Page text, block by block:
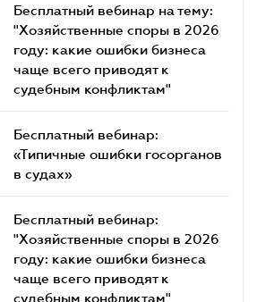
Бесплатный вебинар на тему:
"Хозяйственные споры в 2026
году: какие ошибки бизнеса
чаще всего приводят к
судебным конфликтам"
Бесплатный вебинар:
«Типичные ошибки госорганов
в судах»
Бесплатный вебинар:
"Хозяйственные споры в 2026
году: какие ошибки бизнеса
чаще всего приводят к
судебным конфликтам"